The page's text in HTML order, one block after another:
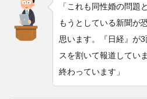
「これも同性婚の問題
もうとしている新聞が
思います。『日経』が
スを割いて報道してい
終わっています」